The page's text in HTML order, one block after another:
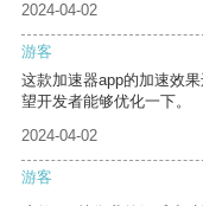
2024-04-02
游客
这款加速器app的加速效
望开发者能够优化一下。
2024-04-02
游客